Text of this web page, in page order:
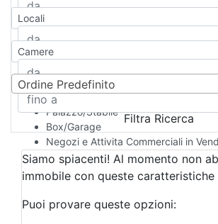
Attico/Mansarda
Rustico/Casale
Camera d'Albergo
Multiproprietà
Palazzo/Stabile
Box/Garage
Negozi e Attivita Commerciali in
Qualsiasi
Attività/Licenza Commerciale
Azienda Agricola
Bar/Ristorante
Locali
Camere
Ordine Predefinito
Filtra Ricerca
Siamo spiacenti! Al momento non
immobile con queste caratteristiche
Puoi provare queste opzioni: